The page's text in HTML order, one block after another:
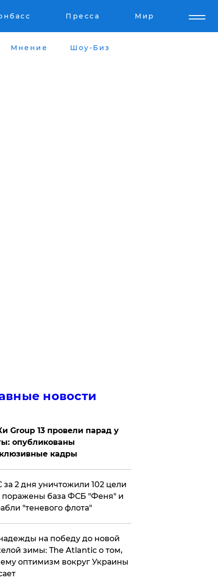
Пресса Мир
Мнение Шоу-Биз
новости
Group 13 провели парад у
опубликованы
кадры
за 2 дня уничтожили 102 цели
база ФСБ "Феня" и
"теневого флота"
на победу до новой
зимы: The Atlantic о том,
оптимизм вокруг Украины